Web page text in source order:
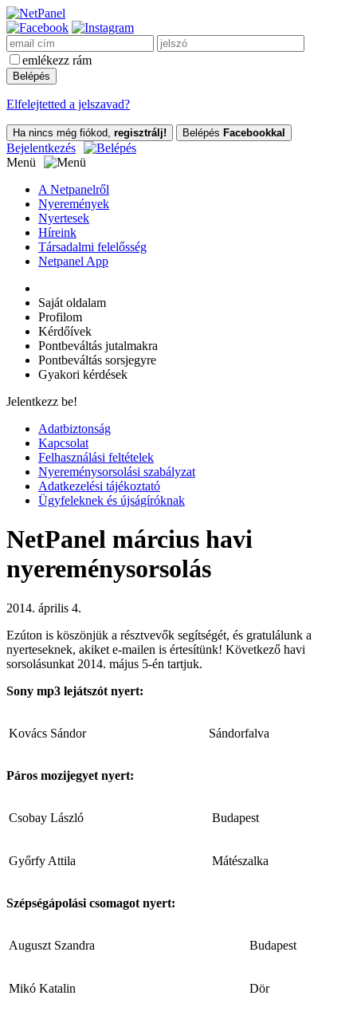
emlékezz rám
Elfelejtetted a jelszavad?
Ha nincs még fiókod, regisztrálj! Belépés Facebookkal
Bejelentkezés
Menü
A Netpanelről
Nyeremények
Nyertesek
Híreink
Társadalmi felelősség
Netpanel App
Saját oldalam
Profilom
Kérdőívek
Pontbeváltás jutalmakra
Pontbeváltás sorsjegyre
Gyakori kérdések
Jelentkezz be!
Adatbiztonság
Kapcsolat
Felhasználási feltételek
Nyereménysorsolási szabályzat
Adatkezelési tájékoztató
Ügyfeleknek és újságíróknak
NetPanel március havi
nyereménysorsolás
2014. április 4.
Ezúton is köszönjük a résztvevők segítségét, és gratulálunk a
nyerteseknek, akiket e-mailen is értesítünk! Következő havi
sorsolásunkat 2014. május 5-én tartjuk.
Sony mp3 lejátszót nyert:
Kovács Sándor Sándorfalva
Páros mozijegyet nyert:
Csobay László Budapest
Győrfy Attila Mátészalka
Szépségápolási csomagot nyert:
Auguszt Szandra Budapest
Mikó Katalin Dör